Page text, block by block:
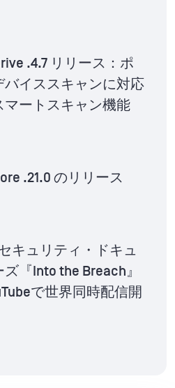
.4.7 リリース：ポ
バイススキャンに対応
マートスキャン機能
.21.0 のリリース
キュリティ・ドキュ
『Into the Breach』
で世界同時配信開